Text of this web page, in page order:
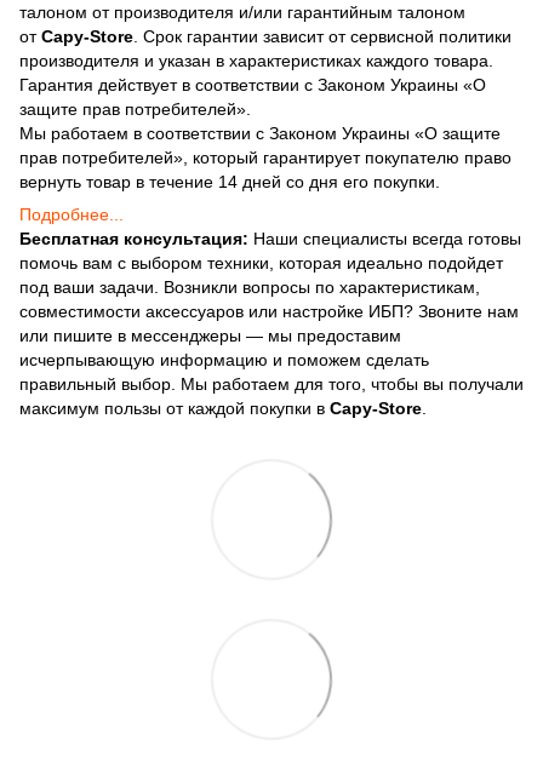
талоном от производителя и/или гарантийным талоном
отCapy-Store . Срок гарантии зависит от сервисной политики
производителя и указан в характеристиках каждого товара.
Гарантия действует в соответствии с Законом Украины «О
защите прав потребителей».
Мы работаем в соответствии с Законом Украины «О защите
прав потребителей», который гарантирует покупателю право
вернуть товар в течение 14 дней со дня его покупки.
Подробнее...
Бесплатная консультация: Наши специалисты всегда готовы
помочь вам с выбором техники, которая идеально подойдет
под ваши задачи. Возникли вопросы по характеристикам,
совместимости аксессуаров или настройке ИБП? Звоните нам
или пишите в мессенджеры — мы предоставим
исчерпывающую информацию и поможем сделать
правильный выбор. Мы работаем для того, чтобы вы получали
максимум пользы от каждой покупки в Capy-Store